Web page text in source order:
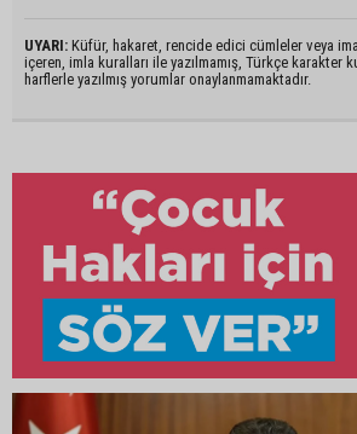
UYARI: Küfür, hakaret, rencide edici cümleler veya
içeren, imla kuralları ile yazılmamış, Türkçe karakter
harflerle yazılmış yorumlar onaylanmamaktadır.